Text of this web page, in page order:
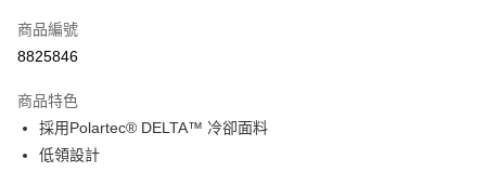
Apple Pay
運送方式
全家店到店
商品編號
8825846
商品特色
採用Polartec® DELTA™ 冷卻面料
低領設計